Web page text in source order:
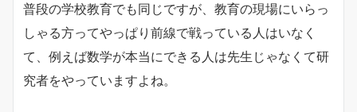
普段の学校教育でも同じですが、教育の現場にいらっ
しゃる方ってやっぱり前線で戦っている人はいなく
て、例えば数学が本当にできる人は先生じゃなくて研
究者をやっていますよね。